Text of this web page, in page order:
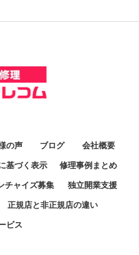
の声 ブログ 会社概要
基づく表示 修理事例まとめ
チャイズ募集 独立開業支援
正規店と非正規店の違い
ビス